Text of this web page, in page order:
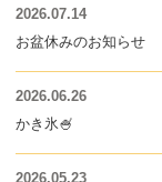
2026.07.14
お盆休みのお知らせ
2026.06.26
かき氷🍧
2026.05.23